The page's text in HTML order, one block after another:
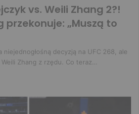
vs. Weili Zhang 2?!
przekonuje: „Muszą to
niejednogłośną decyzją na UFC 268, ale
Zhang z rzędu. Co teraz…